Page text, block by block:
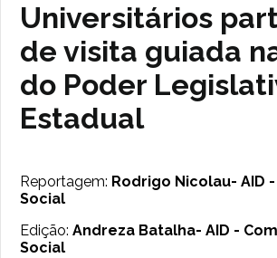
Universitários
de visita guiada
do Poder
Estadual
Reportagem: Rodrigo Nicolau- AID
Social
Edição:Andreza Batalha- AID -
Social